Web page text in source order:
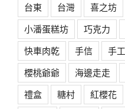
台東
台灣 喜之坊
小潘蛋糕坊
巧克力
快車肉乾
手信 手工
櫻桃爺爺
海邊走走
禮盒
糖村 紅櫻花